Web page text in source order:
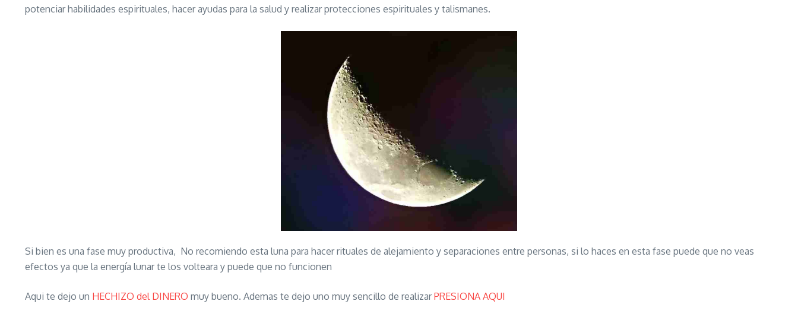
potenciar habilidades espirituales, hacer ayudas para la salud y realizar protecciones espirituales y talismanes.
Si bien es una fase muy productiva, No recomiendo esta luna para hacer rituales de alejamiento y separaciones entre personas, si lo haces en esta fase puede que no veas
efectos ya que la energía lunar te los volteara y puede que no funcionen
Aqui te dejo un HECHIZO del DINERO muy bueno. Ademas te dejo uno muy sencillo de realizarPRESIONA AQUI